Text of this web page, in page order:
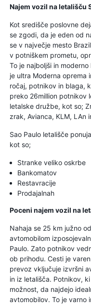
Najem vozil na letališču
Kot središče poslovne
se zgodi, da je eden od
se v največje mesto
v potniškem prometu,
To je najboljši in
je ultra Moderna oprema
ročaj, potnikov in blaga,
preko 26million potnikov
letalske družbe, kot so;
zrak, Avianca, KLM, LAn
Sao Paulo letališče
kot so;
Stranke veliko oskrbe
Bankomatov
Restavracije
Prodajalnah
Poceni najem vozil na
Nahaja se 25 km južno
avtomobilom
Paulo. Zato potnikov
ob prihodu. Cesti je
prevoz vključuje izvršni
in iz letališča. Potnikov,
možnost, da najdejo
avtomobilov. To je varno